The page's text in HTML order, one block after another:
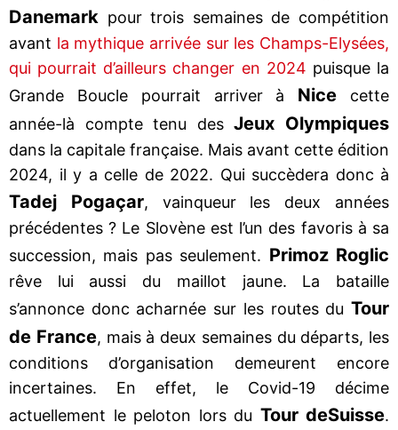
Danemark pour trois semaines de compétition
avant la mythique arrivée sur les Champs-Elysées,
qui pourrait d’ailleurs changer en 2024 puisque la
Grande Boucle pourrait arriver à Nice cette
année-là compte tenu desJeux Olympiques
dans la capitale française. Mais avant cette édition
2024, il y a celle de 2022. Qui succèdera donc à
Tadej Pogaçar, vainqueur les deux années
précédentes ? Le Slovène est l’un des favoris à sa
succession, mais pas seulement. Primoz Roglic
rêve lui aussi du maillot jaune. La bataille
s’annonce donc acharnée sur les routes du Tour
de France, mais à deux semaines du départs, les
conditions d’organisation demeurent encore
incertaines. En effet, le Covid-19 décime
actuellement le peloton lors du Tour deSuisse.